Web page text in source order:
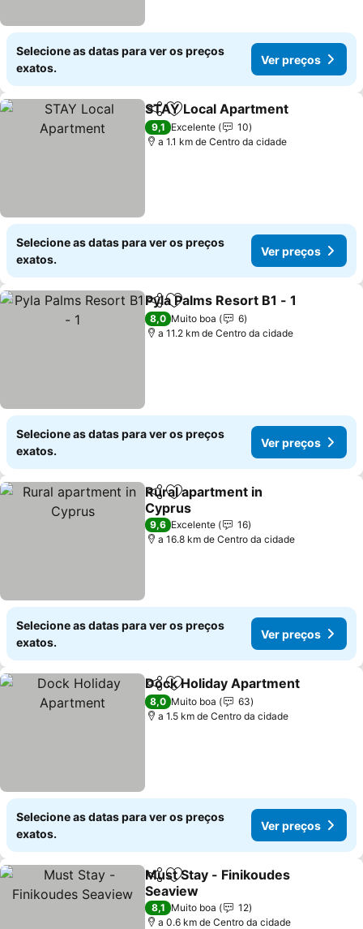
Selecione as datas para ver os preços
exatos.
Ver preços
PartilharAdicionar aos favoritos
STAY Local Apartment
9,1 Excelente
10
a 1.1 km de Centro da cidade
Selecione as datas para ver os preços
exatos.
Ver preços
PartilharAdicionar aos favoritos
Pyla Palms Resort B1 - 1
8,0 Muito boa
6
a 11.2 km de Centro da cidade
Selecione as datas para ver os preços
exatos.
Ver preços
PartilharAdicionar aos favoritos
Rural apartment in
Cyprus
Ver preços
9,6 Excelente
16
a 16.8 km de Centro da cidade
Selecione as datas para ver os preços
exatos.
Ver preços
PartilharAdicionar aos favoritos
Dock Holiday Apartment
8,0 Muito boa
63
a 1.5 km de Centro da cidade
Selecione as datas para ver os preços
exatos.
Ver preços
PartilharAdicionar aos favoritos
Must Stay - Finikoudes
Seaview
Ver preços
8,1 Muito boa
12
a 0.6 km de Centro da cidade